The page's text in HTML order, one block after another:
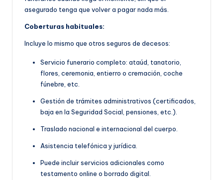
asegurado tenga que volver a pagar nada más.
Coberturas habituales:
Incluye lo mismo que otros seguros de decesos:
Servicio funerario completo: ataúd, tanatorio,
flores, ceremonia, entierro o cremación, coche
fúnebre, etc.
Gestión de trámites administrativos (certificados,
baja en la Seguridad Social, pensiones, etc.).
Traslado nacional e internacional del cuerpo.
Asistencia telefónica y jurídica.
Puede incluir servicios adicionales como
testamento online o borrado digital.